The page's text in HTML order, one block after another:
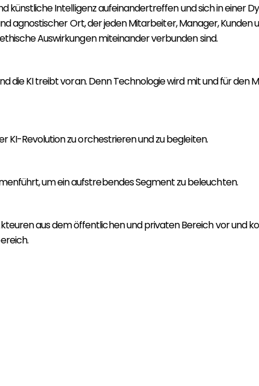
künstliche Intelligenz aufeinandertreffen und sich in einer
agnostischer Ort, der jeden Mitarbeiter, Manager, Kunden
Auswirkungen miteinander verbunden sind.
die KI treibt voran. Denn Technologie wird mit und für den
KI-Revolution zu orchestrieren und zu begleiten.
um ein aufstrebendes Segment zu beleuchten.
aus dem öffentlichen und privaten Bereich vor und